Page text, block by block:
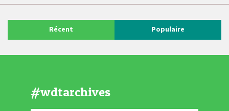
Récent Populaire
#wdtarchives